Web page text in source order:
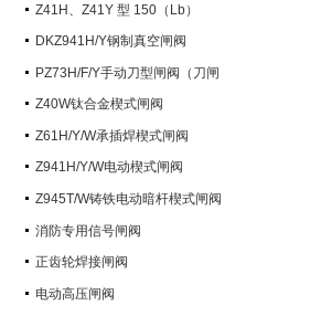
Z41H、Z41Y 型 150（Lb）
~600（Lb） 钢制楔式闸阀
DKZ941H/Y钢制真空闸阀
PZ73H/F/Y手动刀型闸阀（刀闸
阀）Z40W钛合金楔式闸阀
Z61H/Y/W承插焊楔式闸阀
Z941H/Y/W电动楔式闸阀
Z945T/W铸铁电动暗杆楔式闸阀
消防专用信号闸阀
正齿轮焊接闸阀
电动高压闸阀